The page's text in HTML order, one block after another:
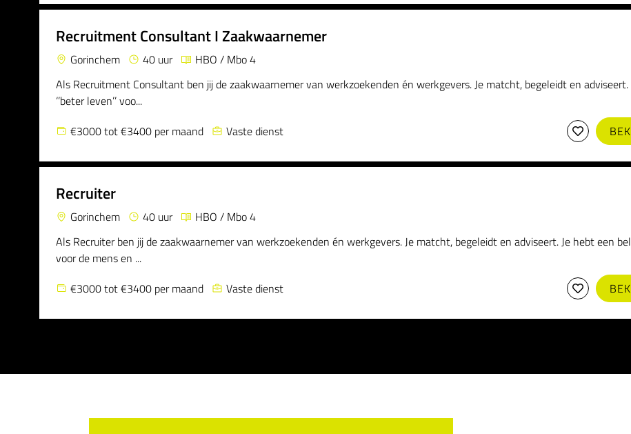
Recruitment Consultant I Zaakwaarnemer
Gorinchem 40 uur
HBO / Mbo 4
Als Recruitment Consultant ben jij de zaakwaarnemer van werkzoekenden én werkgevers. Je matcht, begeleidt en
‘’beter leven’’ voo...
€3000 tot €3400 per maand
Vaste dienst
Recruiter
Gorinchem 40 uur
HBO / Mbo 4
Als Recruiter ben jij de zaakwaarnemer van werkzoekenden én werkgevers. Je matcht, begeleidt en adviseert. Je hebt een
voor de mens en ...
€3000 tot €3400 per maand
Vaste dienst